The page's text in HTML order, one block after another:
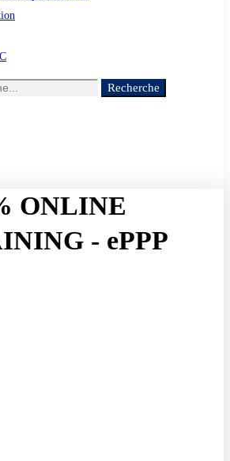
Recherche
ONLINE
- ePPP